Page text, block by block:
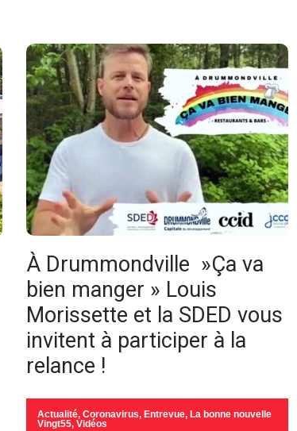
À Drummondville »Ça va
bien manger » Louis
Morissette et la SDED vous
invitent à participer à la
relance !
Actualité, Coronavirus, Entrevue, La bonne nouvelle
Vingt55, Vidéos